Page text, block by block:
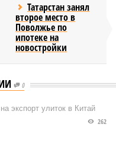
Татарстан занял
второе место в
Поволжье по
ипотеке на
новостройки
0
экспорт улиток в Китай
262